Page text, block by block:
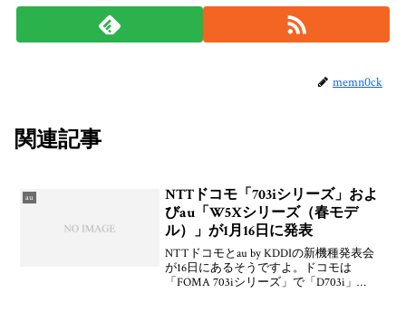
memn0ck
関連記事
au
NTTドコモ「703iシリーズ」およ
びau「W5Xシリーズ（春モデ
ル）」が1月16日に発表
NTTドコモとau by KDDIの新機種発表会
が16日にあるそうですよ。ドコモは
「FOMA 703iシリーズ」で「D703i」